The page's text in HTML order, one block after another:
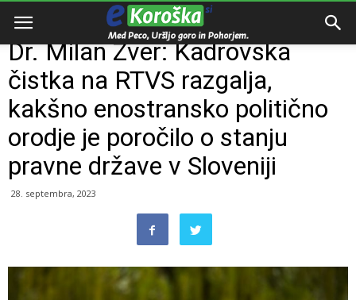
Domov
Dr. Milan Zver: Kadrovska
čistka na RTVS razgalja,
kakšno enostransko politično
orodje je poročilo o stanju
pravne države v Sloveniji
28. septembra, 2023